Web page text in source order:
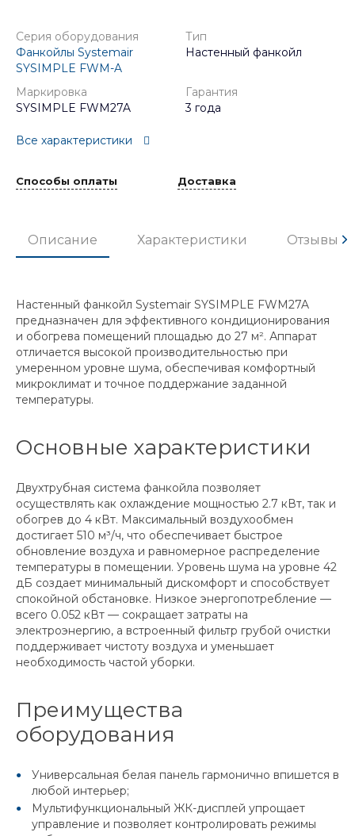
Серия оборудования
Фанкойлы Systemair
SYSIMPLE FWM-A
Тип
Настенный фанкойл
Маркировка
SYSIMPLE FWM27A
Гарантия
3 года
Все характеристики
Способы оплаты Доставка
Описание Характеристики Отзывы
Настенный фанкойл Systemair SYSIMPLE FWM27A
предназначен для эффективного кондиционирования
и обогрева помещений площадью до 27 м². Аппарат
отличается высокой производительностью при
умеренном уровне шума, обеспечивая комфортный
микроклимат и точное поддержание заданной
температуры.
Основные характеристики
Двухтрубная система фанкойла позволяет
осуществлять как охлаждение мощностью 2.7 кВт, так и
обогрев до 4 кВт. Максимальный воздухообмен
достигает 510 м³/ч, что обеспечивает быстрое
обновление воздуха и равномерное распределение
температуры в помещении. Уровень шума на уровне 42
дБ создает минимальный дискомфорт и способствует
спокойной обстановке. Низкое энергопотребление —
всего 0.052 кВт — сокращает затраты на
электроэнергию, а встроенный фильтр грубой очистки
поддерживает чистоту воздуха и уменьшает
необходимость частой уборки.
Преимущества
оборудования
Универсальная белая панель гармонично впишется в
любой интерьер;
Мультифункциональный ЖК-дисплей упрощает
управление и позволяет контролировать режимы